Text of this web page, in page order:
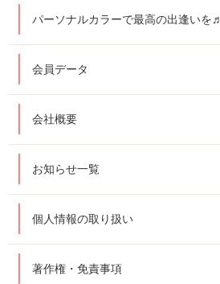
パーソナルカラーで最高の出逢いを♬
会員データ
会社概要
お知らせ一覧
個人情報の取り扱い
著作権・免責事項